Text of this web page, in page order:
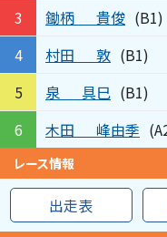
3
鋤柄 貴俊 (B1)
4
村田 敦 (B1)
5
泉 具巳 (B1)
6
木田 峰由季
レース情報
出走表